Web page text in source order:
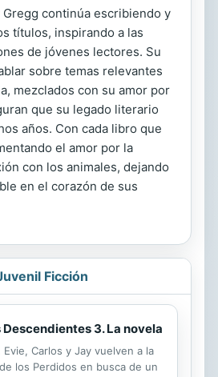
Gregg continúa escribiendo y
títulos, inspirando a las
de jóvenes lectores. Su
sobre temas relevantes
mezclados con su amor por
que su legado literario
años. Con cada libro que
el amor por la
con los animales, dejando
en el corazón de sus
Ficción
Descendientes 3. La novela
Evie, Carlos y Jay vuelven a la
los Perdidos en busca de un